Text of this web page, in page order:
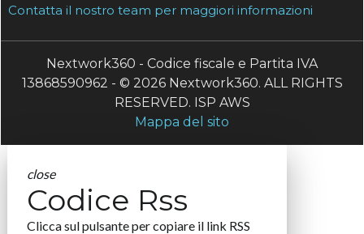
Contatta il nostro team per maggiori informazioni
Nextwork360 - Codice fiscale e Partita IVA
13868590962 - © 2026 Nextwork360. ALL RIGHTS
RESERVED. ISP AWS
Mappa del sito
close
Codice Rss
Clicca sul pulsante per copiare il link RSS